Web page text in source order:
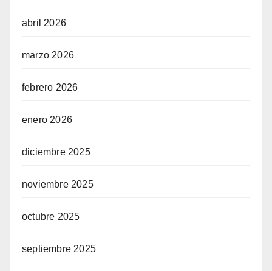
abril 2026
marzo 2026
febrero 2026
enero 2026
diciembre 2025
noviembre 2025
octubre 2025
septiembre 2025